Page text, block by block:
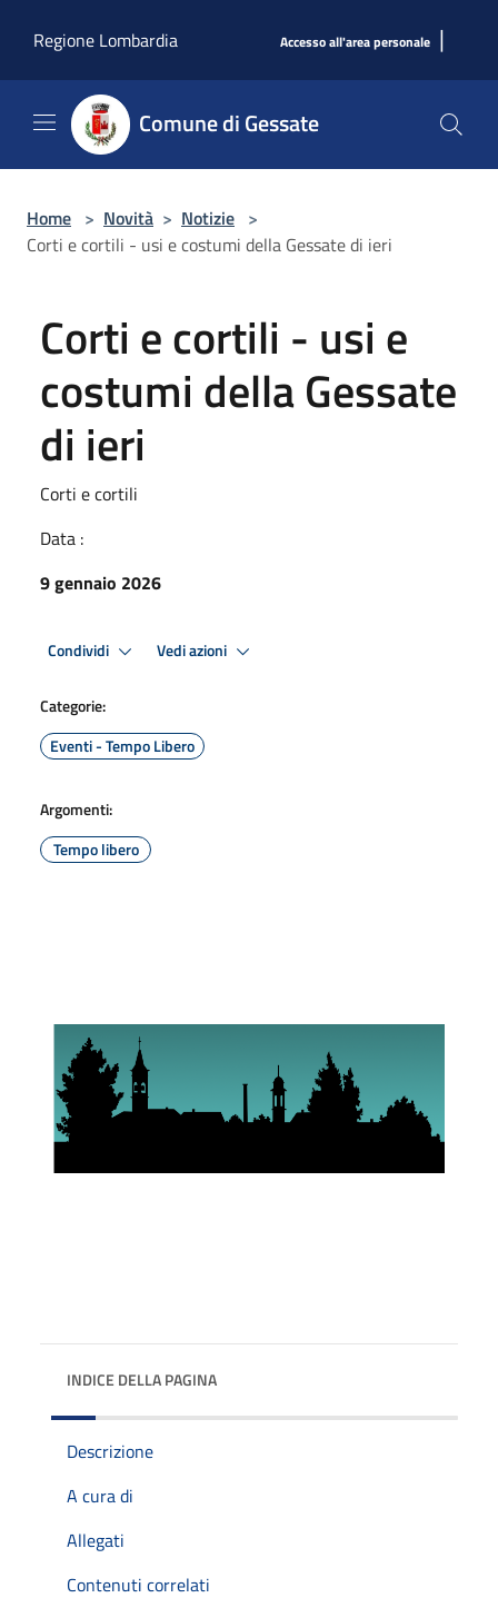
Regione Lombardia
Accesso all'area personale |
Comune di Gessate
Home > Novità > Notizie >
Corti e cortili - usi e costumi della Gessate di ieri
Corti e cortili - usi e
costumi della Gessate
di ieri
Corti e cortili
Data :
9 gennaio 2026
Condividi Vedi azioni
Categorie:
Eventi - Tempo Libero
Argomenti:
Tempo libero
INDICE DELLA PAGINA
Descrizione
A cura di
Allegati
Contenuti correlati